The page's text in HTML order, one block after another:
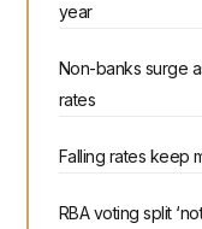
year
Non-banks surge
rates
Falling rates keep
RBA voting split